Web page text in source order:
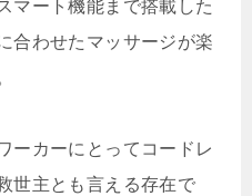
マート機能まで搭載した
合わせたマッサージが楽
ーカーにとってコードレ
世主とも言える存在で